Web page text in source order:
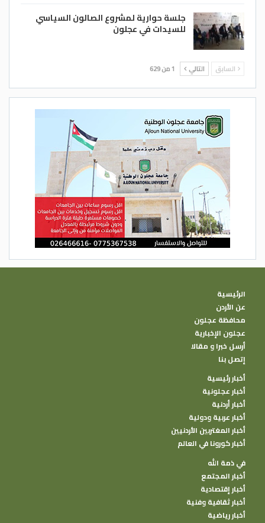
جلسة حوارية لمشروع الصالون السياسي
للسيدات في عجلون
السابق التالي 1 من 629
الرئيسية
عن الأردن
محافظة عجلون
عجلون الإخبارية
أرسل خبرا و مقالا
إتصل بنا
أخبار رئيسية
أخبار عجلونية
أخبار أردنية
أخبار عربية ودولية
أخبار المغتربين الأردنيين
أخبار كورونا في العالم
في ذمة الله
أخبار المجتمع
أخبار إقتصادية
أخبار ثقافية وفنية
أخبار رياضية